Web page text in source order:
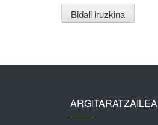
ARGITARATZAILEA